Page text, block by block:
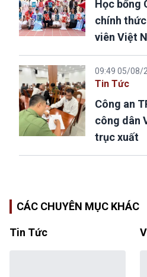
Học bổng
chính
viên Việt
09:49 05/08/
Tin Tức
Công an
công dân
trục xuất
CÁC CHUYÊN MỤC KHÁC
Tin Tức